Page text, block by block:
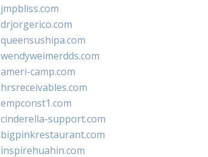
jmpbliss.com
drjorgerico.com
queensushipa.com
wendyweimerdds.com
ameri-camp.com
hrsreceivables.com
empconst1.com
cinderella-support.com
bigpinkrestaurant.com
inspirehuahin.com